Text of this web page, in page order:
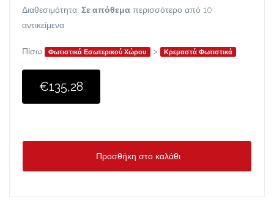
Διαθεσιμότητα: Σε απόθεμα περισσότερο από 10
αντικείμενα
Πίσω Φωτιστικά Εσωτερικού Χώρου > Κρεμαστά Φωτιστικά
€135,28
Προσθήκη στο καλάθι